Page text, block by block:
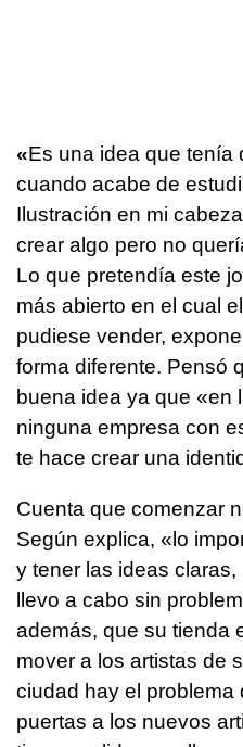
«Es una idea que tenía
cuando acabe de
Ilustración en mi
crear algo pero no
Lo que pretendía este
más abierto en el cual
pudiese vender,
forma diferente. Pensó
buena idea ya que «en
ninguna empresa con
te hace crear una
Cuenta que comenzar
Según explica, «lo
y tener las ideas
llevo a cabo sin
además, que su tienda
mover a los artistas de
ciudad hay el problema
puertas a los nuevos